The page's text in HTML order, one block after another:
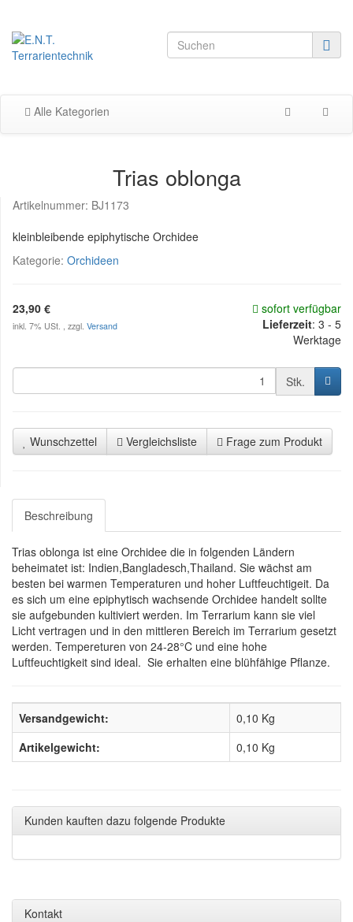
Alle Kategorien
Trias oblonga
Artikelnummer: BJ1173
kleinbleibende epiphytische Orchidee
Kategorie: Orchideen
23,90 €
inkl. 7% USt. , zzgl. Versand
sofort verfügbar
Lieferzeit: 3 - 5
Werktage
Stk.
Wunschzettel Vergleichsliste Frage zum Produkt
Beschreibung
Trias oblonga ist eine Orchidee die in folgenden Ländern
beheimatet ist: Indien,Bangladesch,Thailand. Sie wächst am
besten bei warmen Temperaturen und hoher Luftfeuchtigeit. Da
es sich um eine epiphytisch wachsende Orchidee handelt sollte
sie aufgebunden kultiviert werden. Im Terrarium kann sie viel
Licht vertragen und in den mittleren Bereich im Terrarium gesetzt
werden. Tempereturen von 24-28°C und eine hohe
Luftfeuchtigkeit sind ideal. Sie erhalten eine blühfähige Pflanze.
Versandgewicht:
0,10 Kg
Artikelgewicht:
0,10 Kg
Kunden kauften dazu folgende Produkte
Kontakt